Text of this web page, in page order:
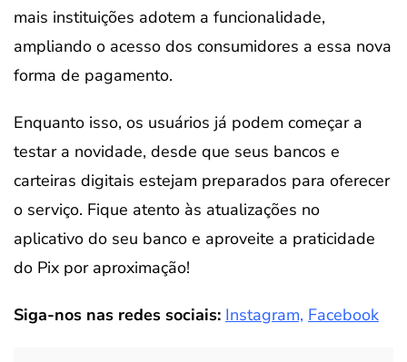
mais instituições adotem a funcionalidade,
ampliando o acesso dos consumidores a essa nova
forma de pagamento.
Enquanto isso, os usuários já podem começar a
testar a novidade, desde que seus bancos e
carteiras digitais estejam preparados para oferecer
o serviço. Fique atento às atualizações no
aplicativo do seu banco e aproveite a praticidade
do Pix por aproximação!
Siga-nos nas redes sociais: Instagram, Facebook